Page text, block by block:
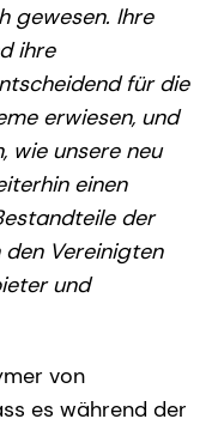
gewesen. Ihre
ihre
für die
erwiesen, und
wie unsere neu
einen
der
Vereinigten
und
von
es während der